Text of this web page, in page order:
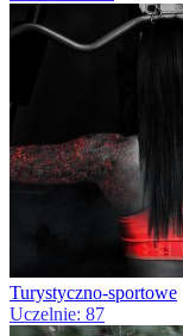
Turystyczno-sportowe
Uczelnie: 87